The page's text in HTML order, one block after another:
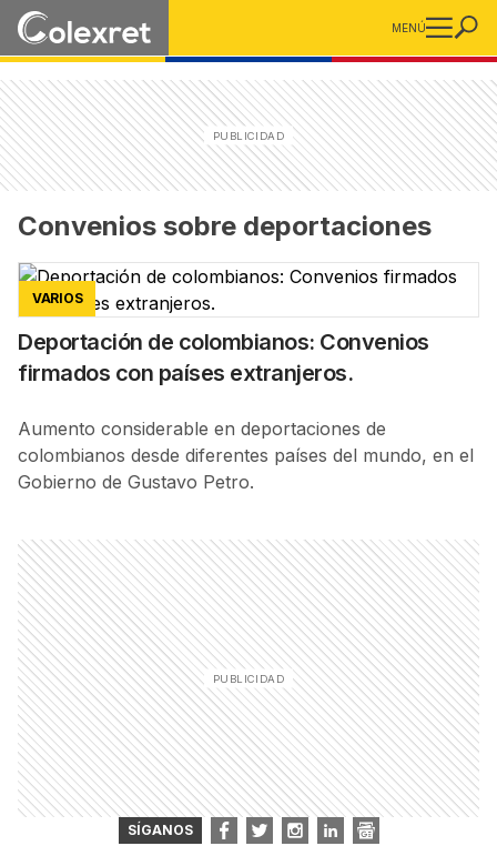
MENÚ
Convenios sobre deportaciones
VARIOS
Deportación de colombianos: Convenios
firmados con países extranjeros.
Aumento considerable en deportaciones de
colombianos desde diferentes países del mundo, en el
Gobierno de Gustavo Petro.
SÍGANOS